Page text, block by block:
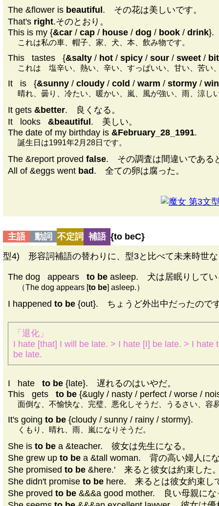
The &flower is beautiful . その花は美しいです。
That's right.そのとおり。
This is my {&car / cap / house / dog / book / drink}.
これは私の車、帽子、家、犬、本、飲み物です。
This tastes {&salty / hot / spicy / sour / sweet /
これは 塩辛い、熱い、辛い、すっぱいい、甘い、苦い
It is {&sunny / cloudy / cold / warm / stormy /
晴れ、曇り、冷たい、暖かい、嵐、風が強い、雨、涼し
It gets &better. 良くなる。
It
looks &beautiful . 美しい。
The date of my birthday is &February_28_1991.
誕生日は1991年2月28日です。
The &report proved false. その調査は間違いである
All of &eggs went bad . 全ての卵は腐った。
第3文
主語 動詞 不定詞 補語 {to beC}
型4) 形容詞補語の替わりに、型3と比べて未来時世
The dog appears to be asleep. 犬は居眠りしてい
（The dog appears [to be] asleep.）
I happened to be {out}. ちょうど外出中だったので
「退化」
I hate [that] I will be late. > I hate [I] be late. > I hate
be late.
I hate to be {late}. 遅れるのはいやだ。
This
gets to be {&ugly / nasty / perfect / worse /
面倒な、不愉快な、完璧、悪化しそうだ、うるさい、容
It's going to be {cloudy / sunny / rainy / stormy}.
くもり、晴れ、雨、嵐になりそうだ。
She is to be a &teacher. 彼女は先生になる。
She grew up to be a &tall woman. 背の高い婦人に
She promised to be &here.' 来ると彼女は約束した
She didn't promise to be here. 来るとは彼女約束し
She proved to be &&&a good mother. 良い母親にな